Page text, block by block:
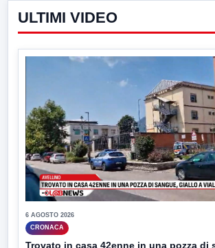
ULTIMI VIDEO
6 AGOSTO 2026
CRONACA
Trovato in casa 42enne in una pozza di